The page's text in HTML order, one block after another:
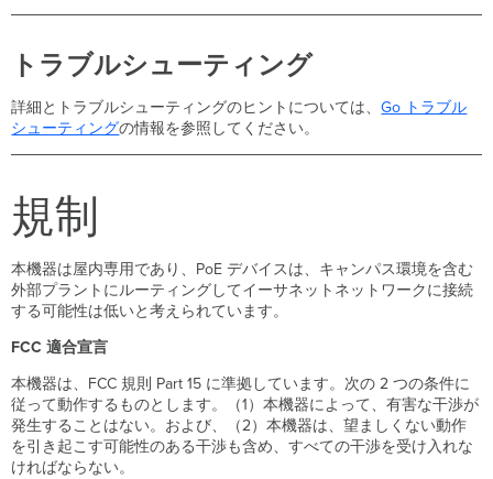
トラブルシューティング
詳細とトラブルシューティングのヒントについては、Go トラブル
シューティングの情報を参照してください。
規制
本機器は屋内専用であり、PoE デバイスは、キャンパス環境を含む
外部プラントにルーティングしてイーサネットネットワークに接続
する可能性は低いと考えられています。
FCC 適合宣言
本機器は、FCC 規則 Part 15 に準拠しています。次の 2 つの条件に
従って動作するものとします。（1）本機器によって、有害な干渉が
発生することはない。および、（2）本機器は、望ましくない動作
を引き起こす可能性のある干渉も含め、すべての干渉を受け入れな
ければならない。